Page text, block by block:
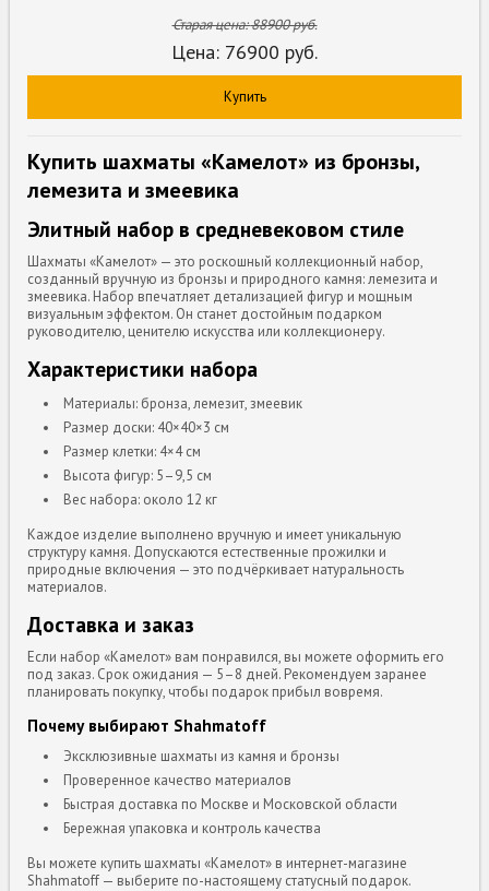
Старая цена:88900руб.
Цена: 76900 руб.
Купить
Купить шахматы «Камелот» из бронзы,
лемезита и змеевика
Элитный набор в средневековом стиле
Шахматы «Камелот» — это роскошный коллекционный набор,
созданный вручную из бронзы и природного камня: лемезита и
змеевика. Набор впечатляет детализацией фигур и мощным
визуальным эффектом. Он станет достойным подарком
руководителю, ценителю искусства или коллекционеру.
Характеристики набора
Материалы: бронза, лемезит, змеевик
Размер доски: 40×40×3 см
Размер клетки: 4×4 см
Высота фигур: 5–9,5 см
Вес набора: около 12 кг
Каждое изделие выполнено вручную и имеет уникальную
структуру камня. Допускаются естественные прожилки и
природные включения — это подчёркивает натуральность
материалов.
Доставка и заказ
Если набор «Камелот» вам понравился, вы можете оформить его
под заказ. Срок ожидания — 5–8 дней. Рекомендуем заранее
планировать покупку, чтобы подарок прибыл вовремя.
Почему выбирают Shahmatoff
Эксклюзивные шахматы из камня и бронзы
Проверенное качество материалов
Быстрая доставка по Москве и Московской области
Бережная упаковка и контроль качества
Вы можете купить шахматы «Камелот» в интернет-магазине
Shahmatoff — выберите по-настоящему статусный подарок.